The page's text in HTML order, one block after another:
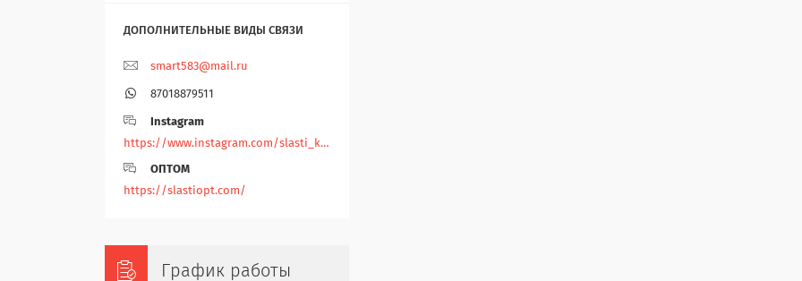
smart583@mail.ru
87018879511
Instagram
https://www.instagram.com/slasti_kz/
ОПТОМ
https://slastiopt.com/
График работы